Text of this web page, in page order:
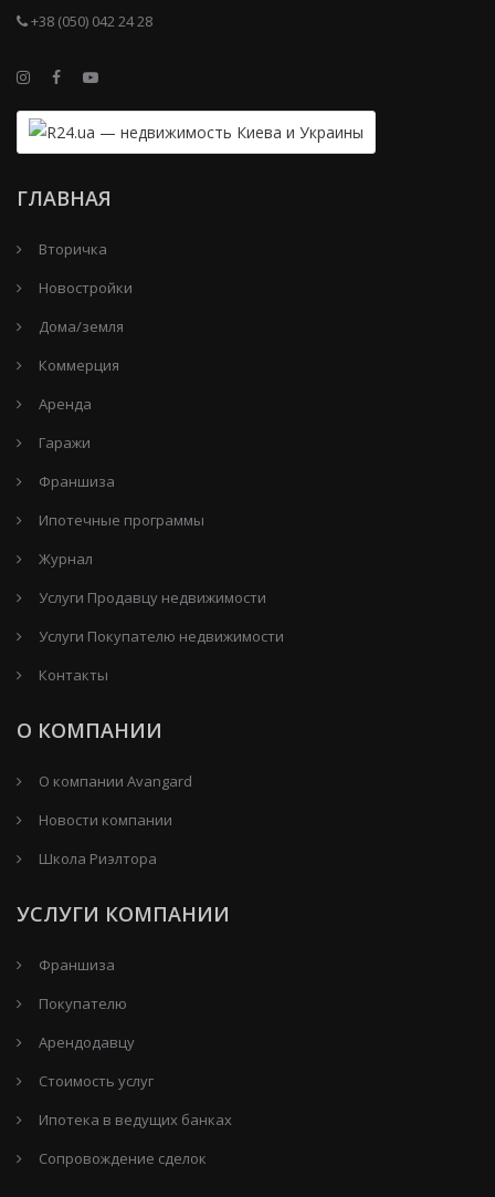
+38 (050) 042 24 28
ГЛАВНАЯ
Вторичка
Новостройки
Дома/земля
Коммерция
Аренда
Гаражи
Франшиза
Ипотечные программы
Журнал
Услуги Продавцу недвижимости
Услуги Покупателю недвижимости
Контакты
О КОМПАНИИ
О компании Avangard
Новости компании
Школа Риэлтора
УСЛУГИ КОМПАНИИ
Франшиза
Покупателю
Арендодавцу
Стоимость услуг
Ипотека в ведущих банках
Сопровождение сделок